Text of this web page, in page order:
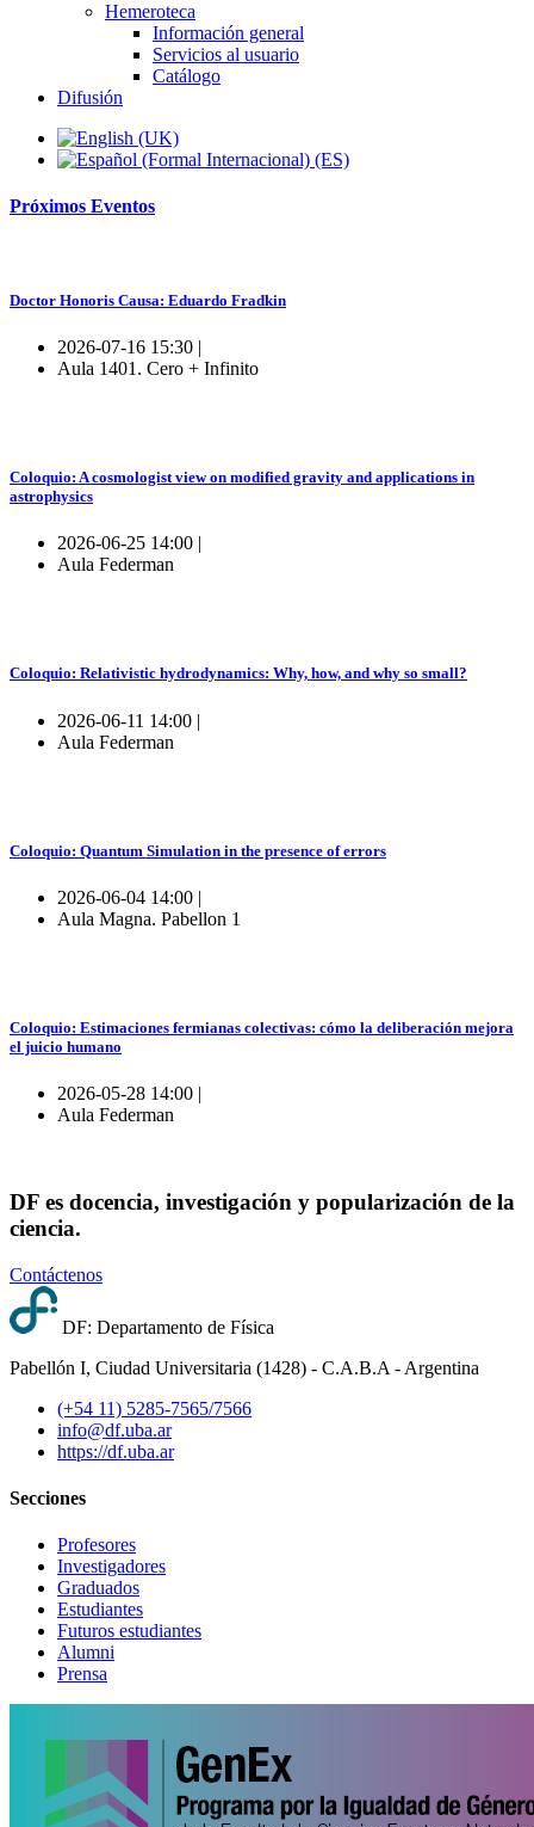
Hemeroteca
Información general
Servicios al usuario
Catálogo
Difusión
Próximos Eventos
Doctor Honoris Causa: Eduardo Fradkin
2026-07-16 15:30 |
Aula 1401. Cero + Infinito
Coloquio: A cosmologist view on modified gravity and applications in
astrophysics
2026-06-25 14:00 |
Aula Federman
Coloquio: Relativistic hydrodynamics: Why, how, and why so small?
2026-06-11 14:00 |
Aula Federman
Coloquio: Quantum Simulation in the presence of errors
2026-06-04 14:00 |
Aula Magna. Pabellon 1
Coloquio: Estimaciones fermianas colectivas: cómo la deliberación mejora
el juicio humano
2026-05-28 14:00 |
Aula Federman
DF es docencia, investigación y popularización de la
ciencia.
Contáctenos
DF: Departamento de Física
Pabellón I, Ciudad Universitaria (1428) - C.A.B.A - Argentina
(+54 11) 5285-7565/7566
info@df.uba.ar
https://df.uba.ar
Secciones
Profesores
Investigadores
Graduados
Estudiantes
Futuros estudiantes
Alumni
Prensa